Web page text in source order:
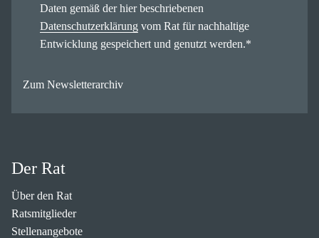
Daten gemäß der hier beschriebenen
Datenschutzerklärung vom Rat für nachhaltige
Entwicklung gespeichert und genutzt werden.*
Zum Newsletterarchiv
Der Rat
Über den Rat
Ratsmitglieder
Stellenangebote